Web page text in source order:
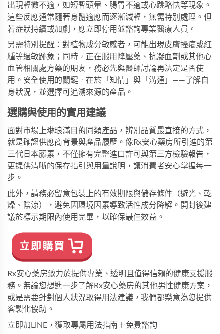
出現輕微不適，如短暫頭暈、腸胃不適或心跳略快等現象。
這些反應通常隨著身體適應而逐漸減輕，無需特別處理。但
若症狀持續或加劇，應立即停用並諮詢專業醫療人員。
另需特別提醒：對植物成分敏感者，可能出現皮膚搔癢或紅
腫等過敏跡象；同時，正在服用降壓藥、抗凝血劑或其他心
血管相關處方藥的朋友，務必先與醫師討論再決定是否使
用。安全使用的關鍵，在於「知情」與「溝通」——了解自
身狀況，並選擇可追溯來源的產品。
選購與使用的實用建議
面對市場上琳琅滿目的同類產品，辨別品質最直接的方式，
就是確認供應商背景與產品履歷。像 Rx安心藥房所引進的第
三代日本藤素 ，不僅擁有完整進口許可與第三方檢驗報告，
更提供清晰的保存指引與用量說明，讓消費者安心掌握每一
步。
此外，請務必留意包裝上的有效期限與儲存條件（避光、乾
燥、陰涼），避免因環境因素導致活性成分降解。開封後建
議於標示期限內使用完畢，以確保最佳效益。
Rx安心藥房致力於提供專業、透明且值得信賴的健康支援服
務。無論您想進一步了解Rx安心藥房的其他男性健康方案，
或是需要針對個人狀況取得用法建議，我們都樂意為您提供
客製化協助。
立即加LINE，獲取專屬用法指南＋免費諮詢